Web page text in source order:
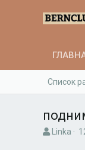
Список
АLinka
Д